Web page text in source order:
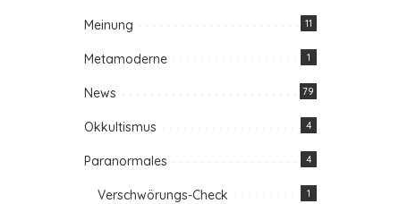
Meinung 11
Metamoderne 1
News 79
Okkultismus 4
Paranormales 4
Verschwörungs-Check 1